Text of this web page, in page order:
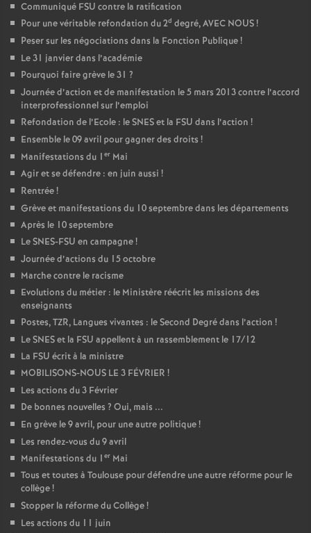
Communiqué FSU contre la ratification
Pour une véritable refondation du 2d degré, AVEC NOUS!
Peser sur les négociations dans la Fonction Publique!
Le 31 janvier dans l’académie
Pourquoi faire grève le 31 ?
Journée d’action et de manifestation le 5 mars 2013 contre l’accord
interprofessionnel sur l’emploi
Refondation de l’Ecole : le SNES et la FSU dans l’action !
Ensemble le 09 avril pour gagner des droits !
Manifestations du 1 er Mai
Agir et se défendre : en juin aussi !
Rentrée!
Grève et manifestations du 10 septembre dans les départements
Après le 10 septembre
Le SNES-FSU en campagne!
Journée d’actions du 15 octobre
Marche contre le racisme
Evolutions du métier : le Ministère réécrit les missions des
enseignants
Postes, TZR, Langues vivantes : le Second Degré dans l’action !
Le SNES et la FSU appellent à un rassemblement le 17/12
La FSU écrit à la ministre
MOBILISONS-NOUS LE 3 FÉVRIER !
Les actions du 3 Février
De bonnes nouvelles ? Oui, mais ...
En grève le 9 avril, pour une autre politique!
Les rendez-vous du 9 avril
Manifestations du 1 er Mai
Tous et toutes à Toulouse pour défendre une autre réforme pour le
collège!
Stopper la réforme du Collège!
Les actions du 11 juin